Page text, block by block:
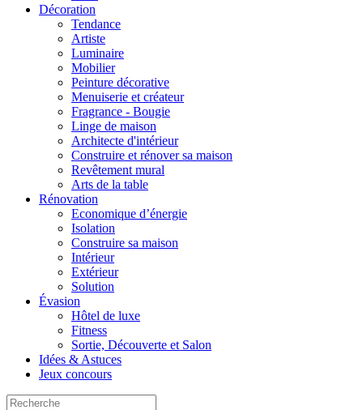
Décoration
Tendance
Artiste
Luminaire
Mobilier
Peinture décorative
Menuiserie et créateur
Fragrance - Bougie
Linge de maison
Architecte d'intérieur
Construire et rénover sa maison
Revêtement mural
Arts de la table
Rénovation
Economique d’énergie
Isolation
Construire sa maison
Intérieur
Extérieur
Solution
Évasion
Hôtel de luxe
Fitness
Sortie, Découverte et Salon
Idées & Astuces
Jeux concours